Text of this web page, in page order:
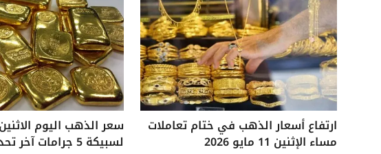
ارتفاع أسعار الذهب في ختام تعاملات
مساء الإثنين 11 مايو 2026 لسبيكة 5 جرامات آخر تحديثات السوق